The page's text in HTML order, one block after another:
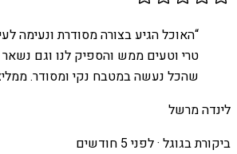
“האוכל הגיע בצורה מסודרת ונעימה
טרי וטעים ממש והספיק לנו וגם
שהכל נעשה במטבח נקי ומסודר.
לינדה מרשל
ביקורת בגוגל ·לפני 5 חודשים